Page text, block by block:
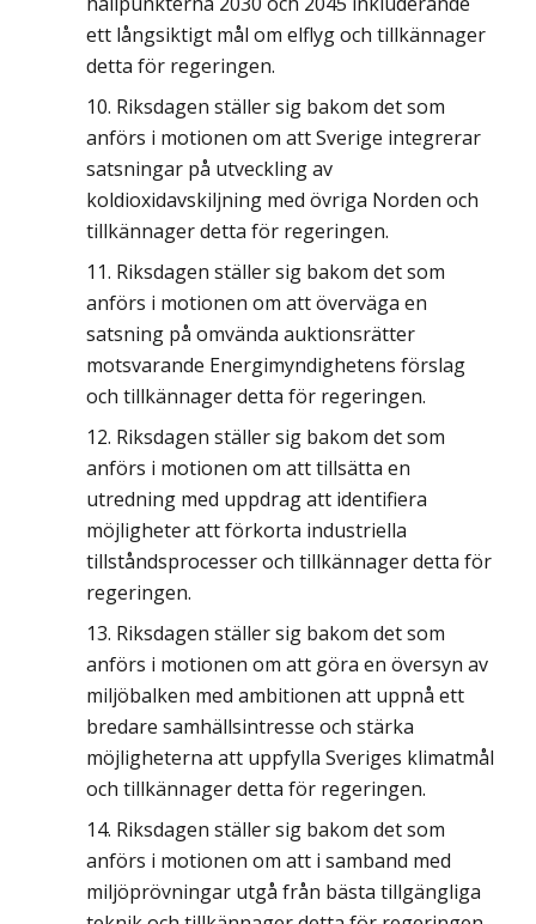
ett långsiktigt mål om elflyg och tillkännager
detta för regeringen.
Riksdagen ställer sig bakom det som
anförs i motionen om att Sverige integrerar
satsningar på utveckling av
koldioxidavskiljning med övriga Norden och
tillkännager detta för regeringen.
Riksdagen ställer sig bakom det som
anförs i motionen om att överväga en
satsning på omvända auktionsrätter
motsvarande Energimyndighetens förslag
och tillkännager detta för regeringen.
Riksdagen ställer sig bakom det som
anförs i motionen om att tillsätta en
utredning med uppdrag att identifiera
möjligheter att förkorta industriella
tillståndsprocesser och tillkännager detta för
regeringen.
Riksdagen ställer sig bakom det som
anförs i motionen om att göra en översyn av
miljöbalken med ambitionen att uppnå ett
bredare samhällsintresse och stärka
möjligheterna att uppfylla Sveriges klimatmål
och tillkännager detta för regeringen.
Riksdagen ställer sig bakom det som
anförs i motionen om att i samband med
miljöprövningar utgå från bästa tillgängliga